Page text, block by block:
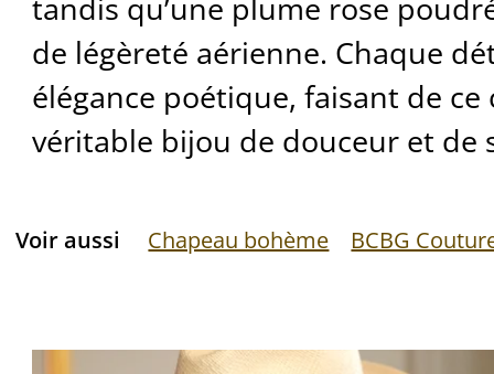
tandis qu’une plume rose
de légèreté aérienne. Chaque
élégance poétique, faisant de
véritable bijou de douceur et de
Voir aussi Chapeau bohème BCBG